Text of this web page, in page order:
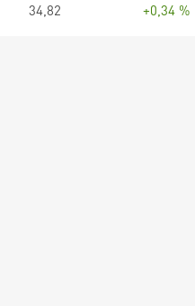
34,82 +0,34 %